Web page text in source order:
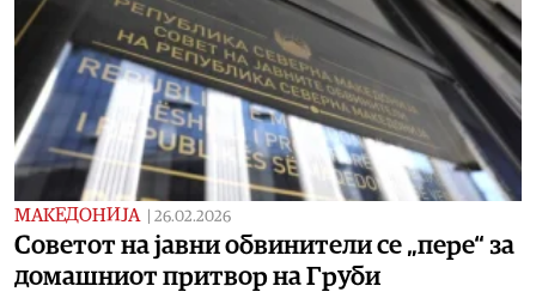
МАКЕДОНИЈА 26.02.2026
Советот на јавни обвинители се „пере“ за
домашниот притвор на Груби